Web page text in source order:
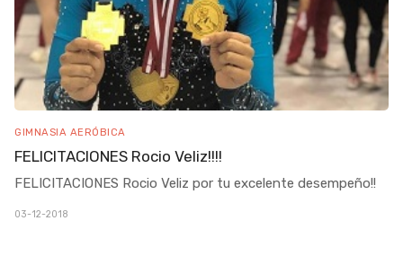
GIMNASIA AERÓBICA
FELICITACIONES Rocio Veliz!!!!
FELICITACIONES Rocio Veliz por tu excelente desempeño!!
03-12-2018